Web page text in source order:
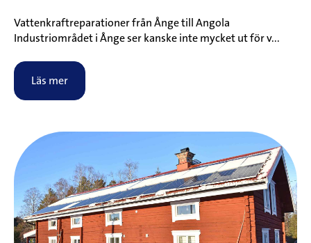
Vattenkraftreparationer från Ånge till Angola
Industriområdet i Ånge ser kanske inte mycket ut för v...
Läs mer